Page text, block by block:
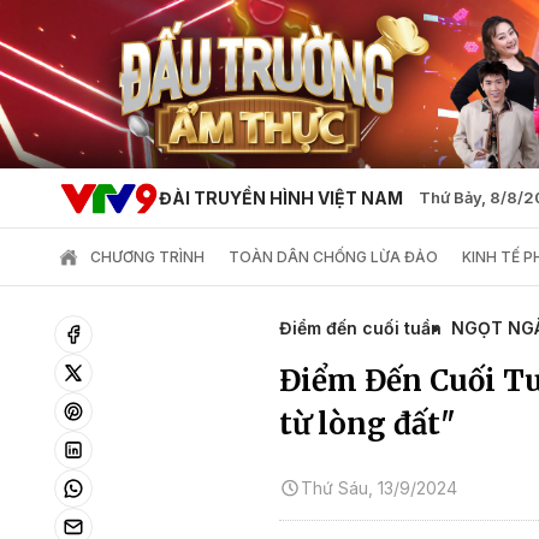
ĐÀI TRUYỀN HÌNH VIỆT NAM Thứ Bảy, 8/8/
CHƯƠNG TRÌNH TOÀN DÂN CHỐNG LỪA ĐẢO KINH TẾ
Điểm đến cuối tuần NGỌT
Điểm Đến Cuối
từ lòng đất"
Thứ Sáu, 13/9/2024